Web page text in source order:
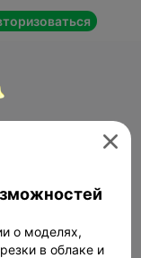

о моделях,
в облаке и